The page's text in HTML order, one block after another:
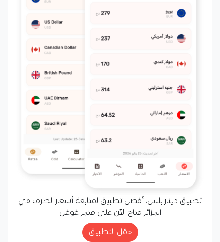
تطبيق دينار بلس، أفضل تطبيق لمتابعة أسعار الصرف في
الجزائر متاح الآن على متجر غوغل
حمّل التطبيق